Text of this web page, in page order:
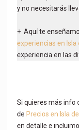
y no necesitarás
+ Aquí te
experiencias en Isla
experiencia en las
Si quieres más info
de Precios en Isla de
en detalle e